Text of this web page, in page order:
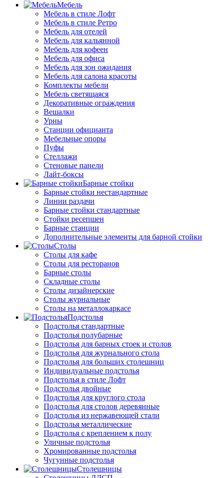
Мебель
Мебель в стиле Лофт
Мебель в стиле Ретро
Мебель для отелей
Мебель для кальянной
Мебель для кофеен
Мебель для офиса
Мебель для зон ожидания
Мебель для салона красоты
Комплекты мебели
Мебель светящаяся
Декоративные ограждения
Вешалки
Урны
Станции официанта
Мебельные опоры
Пуфы
Стеллажи
Стеновые панели
Лайт-боксы
Барные стойки
Барные стойки нестандартные
Линии раздачи
Барные стойки стандартные
Стойки ресепшен
Барные станции
Дополнительные элементы для барной стойки
Столы
Столы для кафе
Столы для ресторанов
Барные столы
Складные столы
Столы дизайнерские
Столы журнальные
Столы на металлокаркасе
Подстолья
Подстолья стандартные
Подстолья полубарные
Подстолья для барных стоек и столов
Подстолья для журнального стола
Подстолья для больших столешниц
Индивидуальные подстолья
Подстолья в стиле Лофт
Подстолья двойные
Подстолья для круглого стола
Подстолья для столов деревянные
Подстолья из нержавеющей стали
Подстолья металлические
Подстолья с креплением к полу
Уличные подстолья
Хромированные подстолья
Чугунные подстолья
Столешницы